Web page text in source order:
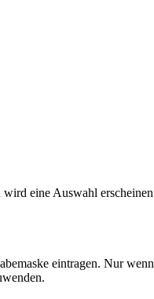
eine Auswahl
eintragen. Nur